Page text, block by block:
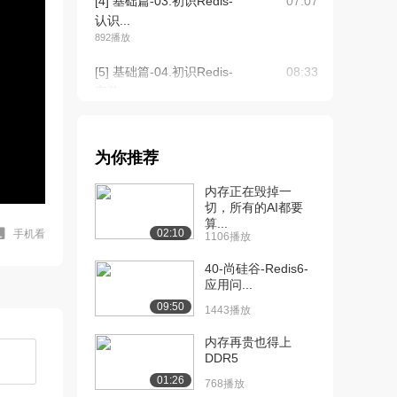
手机看
认识...
892播放
[5] 基础篇-04.初识Redis-
08:33
安装...
[7] 基础篇-05.初识Redis-
04:38
[8] 基础篇-06.初识Redis-
[9] 基础篇-08.Redis命令-
1817播放
为你推荐
02:10
内存正在毁掉一
切，所有的AI都要
算...
1106播放
09:50
40-尚硅谷-Redis6-
应用问...
1443播放
01:26
内存再贵也得上
DDR5
768播放